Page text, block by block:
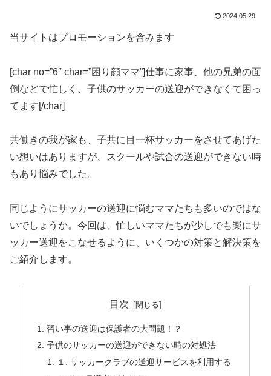
2024.05.29
当サイトはプロモーションを含みます
[char no=”6″ char=”困り顔ママ”]仕事に家事、他の兄弟の面
倒などで忙しく、子供のサッカーの送迎ができなくて困っ
てます[/char]
共働きの我が家も、子共に目一杯サッカーをさせてあげた
い想いはありますが、スクールや試合の送迎ができない時
もあり悩みでした。
同じようにサッカーの送迎に悩むママたちも多いのではな
いでしょうか。今回は、忙しいママたちが少しでも楽にサ
ッカー送迎をこなせるように、いくつかの対策と解決策を
ご紹介します。
目次
習い事の送迎は保護者の大問題！？
子供のサッカーの送迎ができない時の対処法
１. サッカークラブの送迎サービスを利用する